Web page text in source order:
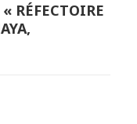
RÉFECTOIRE